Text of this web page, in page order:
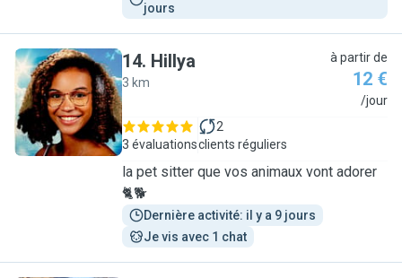
jours
H
14. Hillya
3 km
à partir de
12 €
/jour
3 évaluations
2
clients réguliers
la pet sitter que vos animaux vont adorer
🐈🐕
Dernière activité: il y a 9 jours
Je vis avec 1 chat